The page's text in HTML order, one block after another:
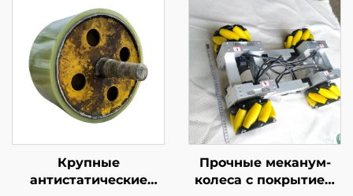
измерительное
колесо
колеса, поворотные
колеса для
оборудования и
тележек, услуга
индивидуальной
резки
Крупные
антистатические
Прочные меканум-
колеса с покрытием